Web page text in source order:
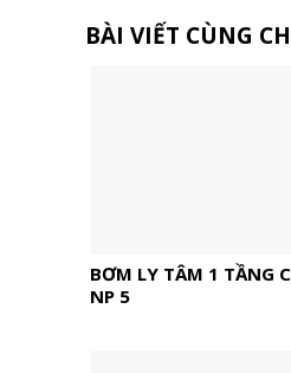
BÀI VIẾT CÙNG
BƠM LY TÂM 1 TẦNG
NP 5